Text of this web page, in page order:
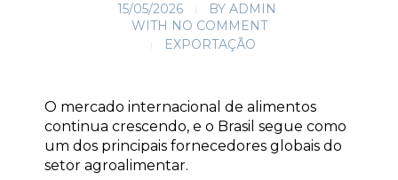
15/05/2026 BY ADMIN
WITH NO COMMENT
EXPORTAÇÃO
O mercado internacional de alimentos
continua crescendo, e o Brasil segue como
um dos principais fornecedores globais do
setor agroalimentar.